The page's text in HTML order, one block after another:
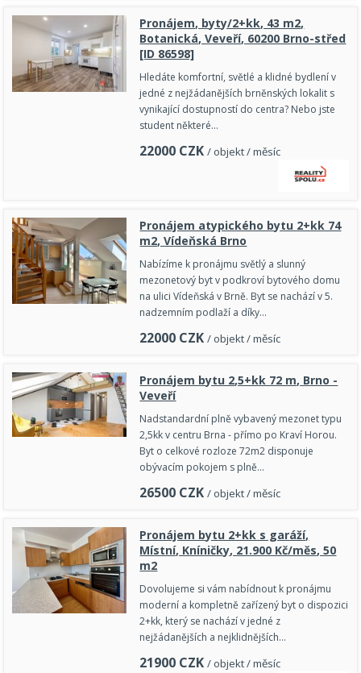
Pronájem, byty/2+kk, 43 m2,
Botanická, Veveří, 60200 Brno-střed
[ID 86598]
Hledáte komfortní, světlé a klidné bydlení v
jedné z nejžádanějších brněnských lokalit s
vynikající dostupností do centra? Nebo jste
student některé…
22000 CZK / objekt / měsíc
Pronájem atypického bytu 2+kk 74
m2, Vídeňská Brno
Nabízíme k pronájmu světlý a slunný
mezonetový byt v podkroví bytového domu
na ulici Vídeňská v Brně. Byt se nachází v 5.
nadzemním podlaží a díky…
22000 CZK / objekt / měsíc
Pronájem bytu 2,5+kk 72 m, Brno -
Veveří
Nadstandardní plně vybavený mezonet typu
2,5kk v centru Brna - přímo po Kraví Horou.
Byt o celkové rozloze 72m2 disponuje
obývacím pokojem s plně…
26500 CZK / objekt / měsíc
Pronájem bytu 2+kk s garáží,
Místní, Kníničky, 21.900 Kč/měs, 50
m2
Dovolujeme si vám nabídnout k pronájmu
moderní a kompletně zařízený byt o dispozici
2+kk, který se nachází v jedné z
nejžádanějších a nejklidnějších…
21900 CZK / objekt / měsíc